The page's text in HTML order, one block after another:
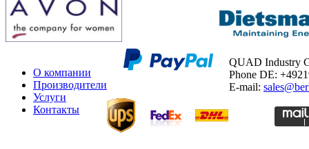
О компании
Производители
Услуги
Контакты
QUAD Industry
Phone DE:
E-mail: